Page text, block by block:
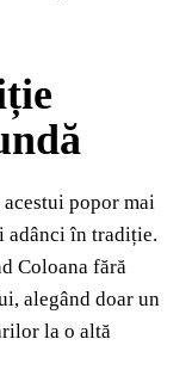
popor mai
adânci în tradiție.
Coloana fără
alegând doar un
la o altă